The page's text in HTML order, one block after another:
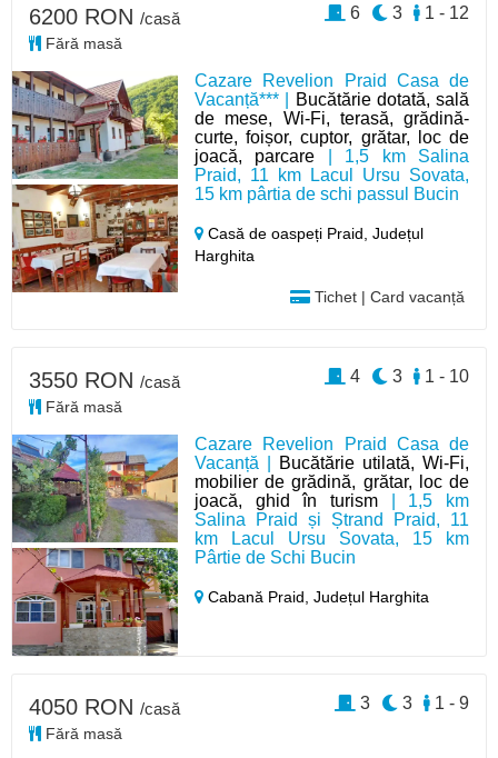
Cazare Revelion Praid Casa de
Vacanță*** |
Bucătărie dotată, sală
de mese, Wi-Fi, terasă, grădină-
curte, foișor, cuptor, grătar, loc de
joacă, parcare | 1,5 km Salina
Praid, 11 km Lacul Ursu Sovata,
15 km pârtia de schi passul Bucin
Casă de oaspeți Praid,Județul
Harghita
Tichet | Card vacanță
6200 RON /casă
Fără masă
1 - 12
3
6
Cazare Revelion Praid Casa de
Vacanță |
Bucătărie utilată, Wi-Fi,
mobilier de grădină, grătar, loc de
joacă, ghid în turism | 1,5 km
Salina Praid și Ștrand Praid, 11
km Lacul Ursu Sovata, 15 km
Pârtie de Schi Bucin
Cabană Praid,Județul Harghita
3550 RON /casă
Fără masă
1 - 10
3
4
4050 RON /casă
Fără masă
1 - 9
3
3